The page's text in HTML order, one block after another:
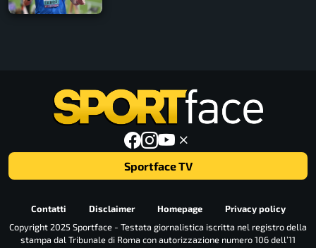
Sportface TV
Contatti Disclaimer Homepage
Privacy policy
Copyright 2025 Sportface - Testata giornalistica iscritta nel registro della
stampa dal Tribunale di Roma con autorizzazione numero 106 dell’11